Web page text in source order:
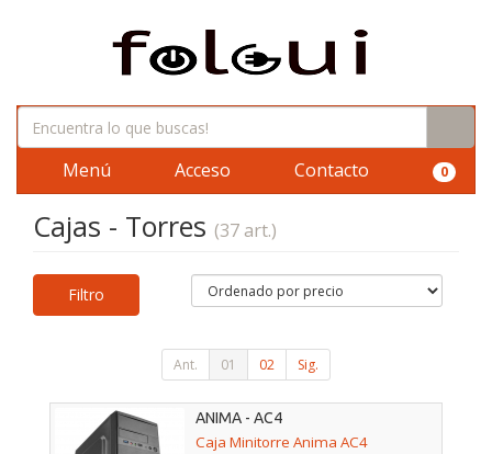
Menú Acceso Contacto 0
Cajas - Torres (37 art.)
Filtro
Ant. 01 02 Sig.
ANIMA - AC4
Caja Minitorre Anima AC4